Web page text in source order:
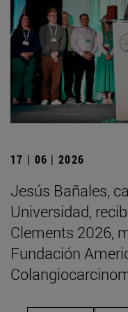
17 | 06 | 2026
Jesús Bañales,
Universidad,
Clements 2026,
Fundación